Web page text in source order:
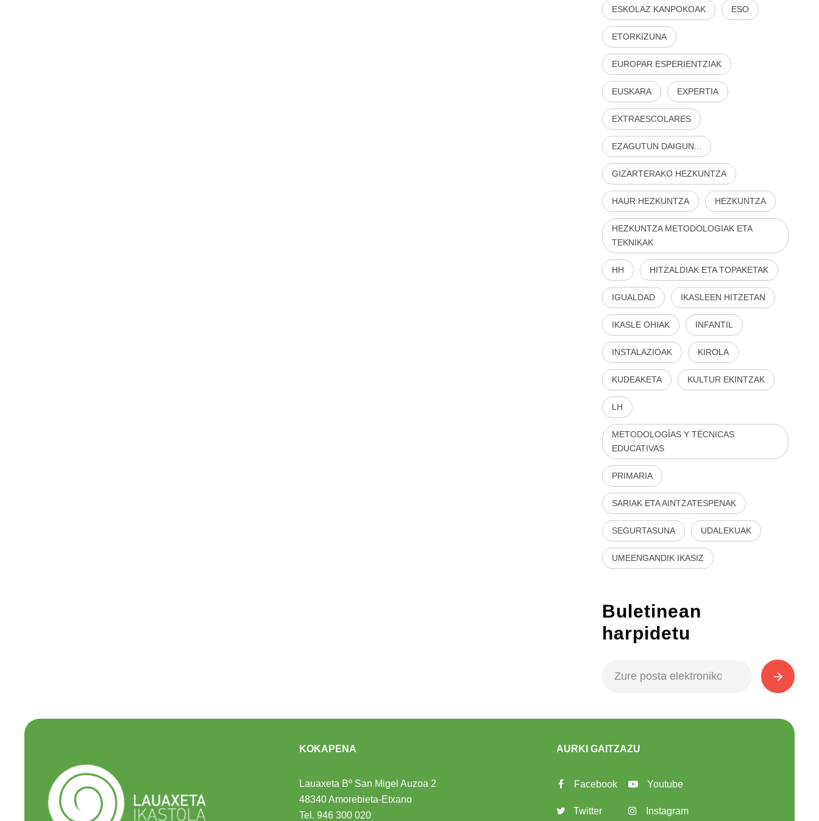
ESKOLAZ KANPOKOAK ESO
ETORKIZUNA
EUROPAR ESPERIENTZIAK
EUSKARA EXPERTIA
EXTRAESCOLARES
EZAGUTUN DAIGUN...
GIZARTERAKO HEZKUNTZA
HAUR HEZKUNTZA HEZKUNTZA
HEZKUNTZA METODOLOGIAK ETA
TEKNIKAK
HH HITZALDIAK ETA TOPAKETAK
IGUALDAD IKASLEEN HITZETAN
IKASLE OHIAK INFANTIL
INSTALAZIOAK KIROLA
KUDEAKETA KULTUR EKINTZAK
LH
METODOLOGÍAS Y TÉCNICAS
EDUCATIVAS
PRIMARIA
SARIAK ETA AINTZATESPENAK
SEGURTASUNA UDALEKUAK
UMEENGANDIK IKASIZ
Buletinean
harpidetu
KOKAPENA
Lauaxeta Bº San Migel Auzoa 2
48340 Amorebieta-Etxano
Tel.946 300 020
AURKI GAITZAZU
Facebook
Twitter
Youtube
Instagram